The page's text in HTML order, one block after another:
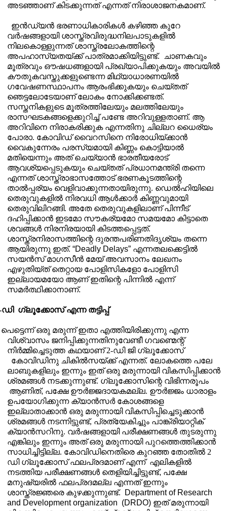
അടഞ്ഞാണ് കിടക്കുന്നത് എന്നത് നിരാശാജനകമാണ്.
ഇൻഡ്യൻ ഭരണാധികാരികൾ കഴിഞ്ഞ കുറേ
വർഷങ്ങളായി ശാസ്ത്രവിരുദ്ധനിലപാടുകളിൽ
നിലകൊള്ളുന്നത് ശാസ്ത്രലോകത്തിന്റെ
അപഹാസ്യതയ്ക്ക് പാത്രമാക്കിയിട്ടുണ്ട്.
ചാണകവും
മൂത്രവും ഔഷധങ്ങളായി പ്രഖ്യാപിക്കുകയും അവയിൽ
കൗതുകവസ്തുക്കളുണ്ടെന്ന മിഥ്യാധാരണയിൽ
ഗവേഷണസ്ഥാപനം ആരംഭിക്കുകയും ചെയ്തത്
ഞെട്ടലോടേയാണ് ലോകം നോക്കിക്കണ്ടത്.
സസ്തനികളുടെ മൂത്രത്തിലേയും മലത്തിലേയും
രാസഘടകങ്ങളെക്കുറിച്ച് പണ്ടേ അറിവുള്ളതാണ്. ആ
അറിവിനെ നിരാകരിക്കുക എന്നതിനു ചില്ലറ ധൈര്യം
പോരാ. കോവിഡ് വൈറസിനെ നിരോധിയ്ക്കാൻ
വൈകുന്നേരം പരസ്യമായി കിണ്ണം കൊട്ടിയാൽ
മതിയെന്നും അത് ചെയ്യാൻ ഭാരതീയരോട്
ആവശ്യപ്പെടുകയും ചെയ്തത് പ്രധാനമന്ത്രി തന്നെ
എന്നത് ശാസ്ത്രാഭാസത്തോട് ഭരണകൂടത്തിന്റെ
താൽപ്പര്യം വെളിവാക്കുന്നതായിരുന്നു. ഡെൽഹിയിലെ
തെരുവുകളിൽ നിരവധി ആൾക്കാർ കിണ്ണവുമായി
തെരുവിലിറങ്ങി. അതേ തെരുവുകളിലാണ് പിന്നീട്
ദഹിപ്പിക്കാൻ ഇടമോ സൗകര്യമോ സമയമോ കിട്ടാതെ
ശവങ്ങൾ നിരനിരയായി കിടത്തപ്പെട്ടത്.
ശാസ്ത്രനിരാസത്തിന്റെ ദുരന്തപരിണതിദൃശ്യം തന്നെ
ആയിരുന്നു ഇത്. “Deadly Delays” എന്നതലക്കെട്ടിൽ
സയൻസ് മാഗസീൻ മേയ് അവസാനം ലേഖനം
എഴുതിയ്ത് തെറ്റായ പോളിസികളോ പോളിസി
ഇല്ലായമയോ ആണ് ഇതിന്റെ പിന്നിൽ എന്ന്
സമർത്ഥിക്കാനാണ്.
ഡി ഗ്ലൂക്കോസ് എന്ന തട്ടിപ്പ്
പെട്ടെന്ന് ഒരു മരുന്ന് ഇതാ എത്തിയിരിക്കുന്നു എന്ന
വിശ്വാസം ജനിപ്പിക്കുന്നതിനുവേണ്ടീ ഗവണ്മെന്റ്
നിർമ്മിച്ചെടുത്ത കഥയാണ് 2-ഡി ജി ഗ്ലൂക്കോസ്
കോവിഡിനു ചികിൽസയ്ക്ക് എന്നത്. ലോകത്തെ പലേ
ലാബുകളിലും ഇന്നും ഇത് ഒരു മരുന്നായി വികസിപ്പിക്കാൻ
ശ്രമങ്ങൾ നടക്കുന്നുണ്ട്. ഗ്ലൂക്കോസിന്റെ വിഭിന്നരൂപം
ആണിത്, പക്ഷേ ഊർജ്ജദായകമല്ല. ഊർജ്ജം ധാരാളം
ഉപയോഗിക്കുന്ന ക്യാൻസർ കോശങ്ങളെ
ഇല്ലാതാക്കാൻ ഒരു മരുന്നായി വികസിപ്പിച്ചെടുക്കാൻ
ശ്രമങ്ങൾ നടന്നിട്ടുണ്ട്, പ്രത്യേകിച്ചും പാങ്ക്രിയാറ്റിക്
ക്യാൻസറിനു. വർഷങ്ങളായി പരീക്ഷണങ്ങൾ തുടരുന്നു
എങ്കിലും ഇന്നും അത് ഒരു മരുന്നായി പുറത്തെത്തിക്കാൻ
സാധിച്ചിട്ടില്ല. കോവിഡിനെതിരെ കുറഞ്ഞ തോതിൽ 2
ഡി ഗ്ലൂക്കോസ് ഫലപ്രദമാണ് എന്ന് എലികളിൽ
നടത്തിയ പരീക്ഷണങ്ങൾ തെളിയിച്ചിട്ടുണ്ട്, പക്ഷേ
മനുഷ്യരിൽ ഫലപ്രദമല്ല എന്നത് ഇന്നും
ശാസ്ത്രജ്ഞരെ കുഴക്കുന്നുണ്ട്. Department of Research
and Development organization (DRDO) ഇത് മരുന്നായി